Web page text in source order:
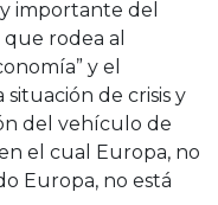
importante del
rodea al
y el
de crisis y
del vehículo de
el cual Europa, no
Europa, no está